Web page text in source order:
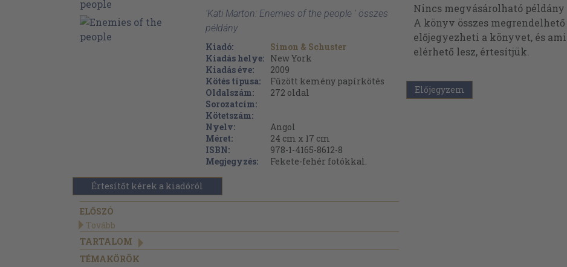
'Kati Marton: Enemies of the people ' összes
példány
Kiadó:
Simon & Schuster
Kiadás helye: New York
Kiadás éve:
2009
Kötés típusa:
Fűzött kemény papírkötés
Oldalszám:
272 oldal
Sorozatcím:
Kötetszám:
Nyelv:
Angol
Méret:
24 cm x 17 cm
ISBN:
978-1-4165-8612-8
Megjegyzés:
Fekete-fehér fotókkal.
Értesítőt kérek a kiadóról
ELŐSZÓ
Tovább
TARTALOM
TÉMAKÖRÖK
Nincs megvásárolható példány
A könyv összes
előjegyezheti a könyvet, és
elérhető lesz, értesítjük.
Előjegyzem